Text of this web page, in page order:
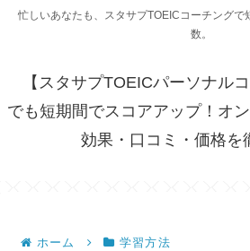
忙しいあなたも、スタサプTOEICコーチングで
数。
【スタサプTOEICパーソナル
でも短期間でスコアアップ！オ
効果・口コミ・価格を
ホーム 学習方法